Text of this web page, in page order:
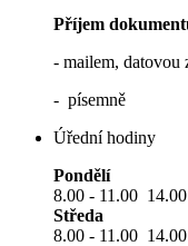
Příjem
- mailem, datovou
- písemně
Úřední hodiny
Pondělí
8.00 - 11.00
Středa
8.00 - 11.00